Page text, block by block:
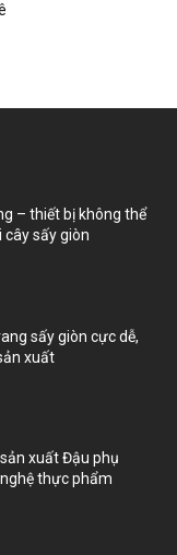
– thiết bị không thể
cây sấy giòn
sấy giòn cực dễ,
xuất
xuất Đậu phụ
thực phẩm